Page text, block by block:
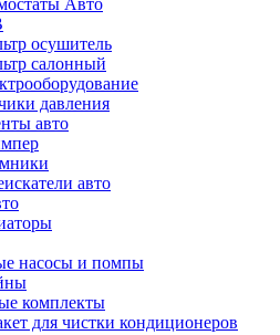
Авто
осушитель
салонный
давления
авто
авто
насосы и помпы
комплекты
для чистки кондиционеров